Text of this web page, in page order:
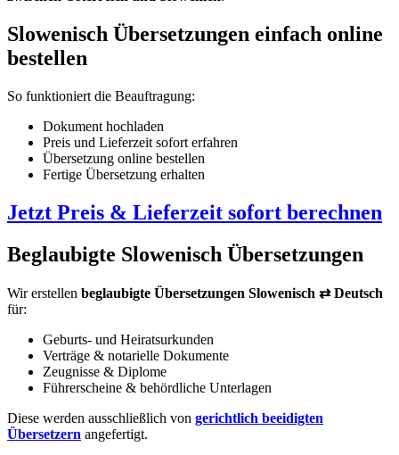
Slowenisch Übersetzungen einfach online
bestellen
So funktioniert die Beauftragung:
Dokument hochladen
Preis und Lieferzeit sofort erfahren
Übersetzung online bestellen
Fertige Übersetzung erhalten
Jetzt Preis & Lieferzeit sofort berechnen
Beglaubigte Slowenisch Übersetzungen
Wir erstellen beglaubigte Übersetzungen Slowenisch ⇄ Deutsch
für:
Geburts- und Heiratsurkunden
Verträge & notarielle Dokumente
Zeugnisse & Diplome
Führerscheine & behördliche Unterlagen
Diese werden ausschließlich von gerichtlich beeidigten
Übersetzern angefertigt.